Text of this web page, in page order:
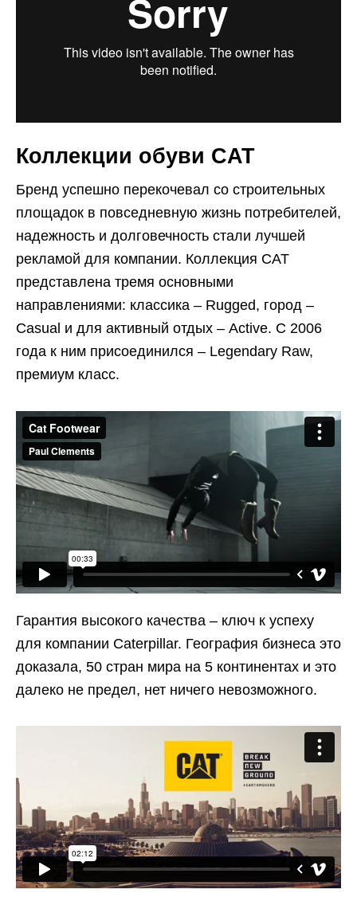
Коллекции обуви CAT
Бренд успешно перекочевал со строительных
площадок в повседневную жизнь потребителей,
надежность и долговечность стали лучшей
рекламой для компании. Коллекция CAT
представлена тремя основными
направлениями: классика – Rugged, город –
Casual и для активный отдых – Active. С 2006
года к ним присоединился – Legendary Raw,
премиум класс.
Гарантия высокого качества – ключ к успеху
для компании Caterpillar. География бизнеса это
доказала, 50 стран мира на 5 континентах и это
далеко не предел, нет ничего невозможного.